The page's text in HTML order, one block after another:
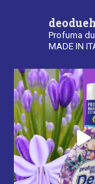
Profuma
MADE IN